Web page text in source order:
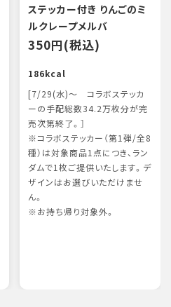
ステッカー付き りんごのミ
ルクレープメルバ
350円(税込)
186kcal
[7/29(水)～ コラボステッカ
ーの手配総数34.2万枚分が完
売次第終了。］
※コラボステッカー（第1弾/全8
種）は対象商品1点につき、ラン
ダムで1枚ご提供いたします。デ
ザインはお選びいただけませ
ん。
※お持ち帰り対象外。